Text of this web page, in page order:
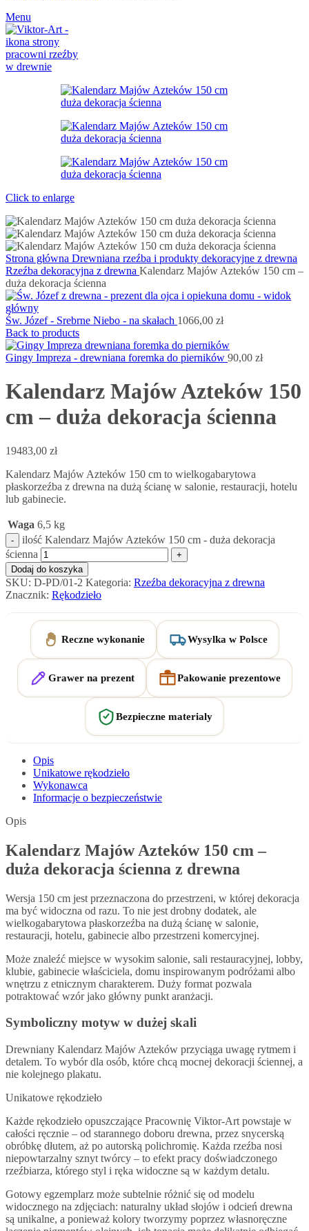
Menu
Click to enlarge
Strona główna Drewniana rzeźba i produkty dekoracyjne z drewna
Rzeźba dekoracyjna z drewna Kalendarz Majów Azteków 150 cm –
duża dekoracja ścienna
Św. Józef - Srebrne Niebo - na skałach 1066,00 zł
Back to products
Gingy Impreza - drewniana foremka do pierników 90,00 zł
Kalendarz Majów Azteków 150
cm – duża dekoracja ścienna
19483,00 zł
Kalendarz Majów Azteków 150 cm to wielkogabarytowa
płaskorzeźba z drewna na dużą ścianę w salonie, restauracji, hotelu
lub gabinecie.
Waga 6,5 kg
ilość Kalendarz Majów Azteków 150 cm - duża dekoracja
ścienna
Dodaj do koszyka
SKU: D-PD/01-2 Kategoria: Rzeźba dekoracyjna z drewna
Znacznik: Rękodzieło
Reczne wykonanie Wysylka w Polsce
Grawer na prezent Pakowanie prezentowe
Bezpieczne materialy
Opis
Unikatowe rękodzieło
Wykonawca
Informacje o bezpieczeństwie
Opis
Kalendarz Majów Azteków 150 cm –
duża dekoracja ścienna z drewna
Wersja 150 cm jest przeznaczona do przestrzeni, w której dekoracja
ma być widoczna od razu. To nie jest drobny dodatek, ale
wielkogabarytowa płaskorzeźba na dużą ścianę w salonie,
restauracji, hotelu, gabinecie albo przestrzeni komercyjnej.
Może znaleźć miejsce w wysokim salonie, sali restauracyjnej, lobby,
klubie, gabinecie właściciela, domu inspirowanym podróżami albo
wnętrzu z etnicznym charakterem. Duży format pozwala
potraktować wzór jako główny punkt aranżacji.
Symboliczny motyw w dużej skali
Drewniany Kalendarz Majów Azteków przyciąga uwagę rytmem i
detalem. To wybór dla osób, które chcą mocnej dekoracji ściennej, a
nie kolejnego plakatu.
Unikatowe rękodzieło
Każde rękodzieło opuszczające Pracownię Viktor-Art powstaje w
całości ręcznie – od starannego doboru drewna, przez snycerską
obróbkę dłutem, aż po autorską polichromię. Każda rzeźba nosi
niepowtarzalny sznyt twórcy – to efekt pracy doświadczonego
rzeźbiarza, którego styl i ręka widoczne są w każdym detalu.
Gotowy egzemplarz może subtelnie różnić się od modelu
widocznego na zdjęciach: naturalny układ słojów i odcień drewna
są unikalne, a ponieważ kolory tworzymy poprzez własnoręczne